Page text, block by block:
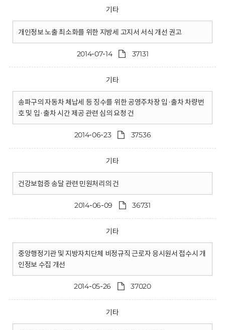
기타
개인정보 노출 최소화를 위한 지방세 고지서 서식 개선 권고
2014-07-14 37131
기타
송파구의 자동차 체납세 등 징수를 위한 공영주차장 입·출차 차량번
호 및 입·출차 시간 제공 관련 심의 요청 건
2014-06-23 37536
기타
건강보험증 송달 관련 민원처리의 건
2014-06-09 36731
기타
중앙행정기관 및 지방자치단체 비정규직 근로자 응시원서 접수시 개
인정보 수집 개선
2014-05-26 37020
기타